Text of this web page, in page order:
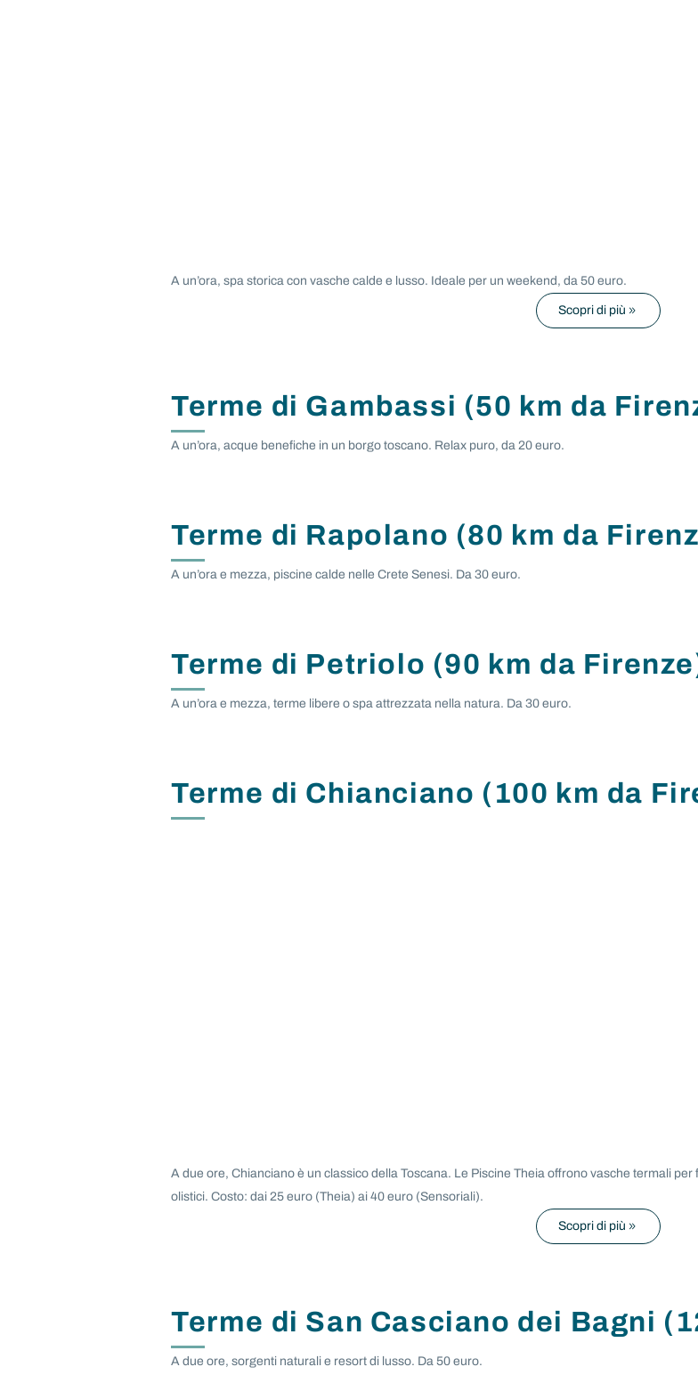
A un’ora, spa storica con vasche calde e lusso. Ideale per un weekend, da 50 euro.
Scopri di più
Terme di Gambassi (50 km da
A un’ora, acque benefiche in un borgo toscano. Relax puro, da 20 euro.
Terme di Rapolano (80 km da
A un’ora e mezza, piscine calde nelle Crete Senesi. Da 30 euro.
Terme di Petriolo (90 km da
A un’ora e mezza, terme libere o spa attrezzata nella natura. Da 30 euro.
Terme di Chianciano (100 km da
A due ore, Chianciano è un classico della Toscana. Le Piscine Theia offrono vasche termali
olistici. Costo: dai 25 euro (Theia) ai 40 euro (Sensoriali).
Scopri di più
Terme di San Casciano dei Bagni
A due ore, sorgenti naturali e resort di lusso. Da 50 euro.